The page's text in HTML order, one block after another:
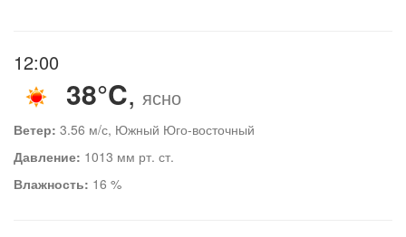
12:00
38°C, ясно
Ветер: 3.56 м/с, Южный Юго-восточный
Давление: 1013 мм рт. ст.
Влажность: 16 %